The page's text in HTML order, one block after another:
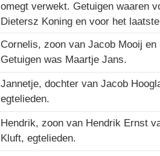
omegt verwekt. Getuigen waaren
Dietersz Koning en voor het
Cornelis, zoon van Jacob Mooij
Getuigen was Maartje Jans.
Jannetje, dochter van Jacob
egtelieden.
Hendrik, zoon van Hendrik Ernst
Kluft, egtelieden.